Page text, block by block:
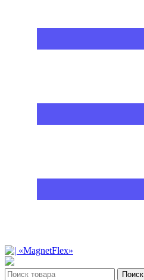
Поиск